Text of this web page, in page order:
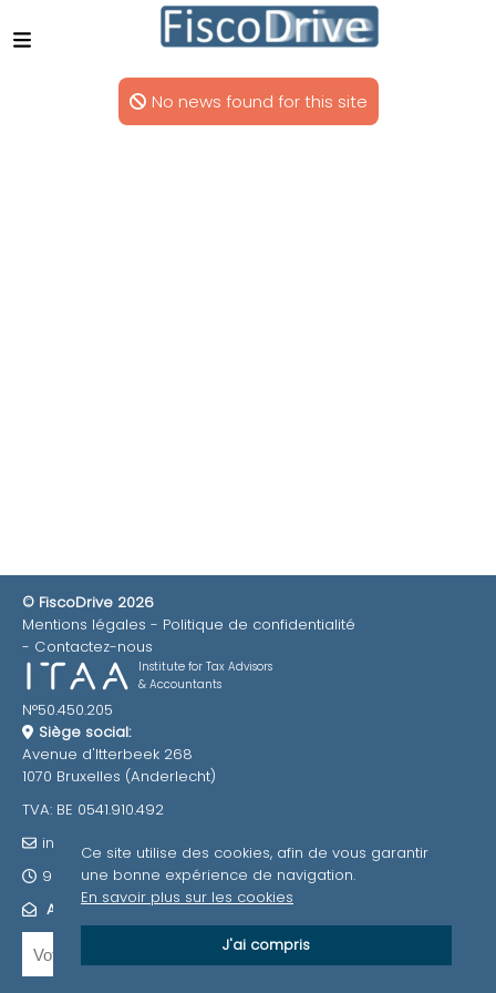
No news found for this site
© FiscoDrive 2026
Mentions légales
Politique de confidentialité
Contactez-nous
Institute for Tax Advisors
& Accountants
N°50.450.205
Siège social:
Avenue d'Itterbeek 268
1070 Bruxelles (Anderlecht)
TVA: BE 0541.910.492
info@fiscodrive.be
9h-12h / 13h-17h
ABONNEZ-VOUS À NOTRE NEWSLETTER
Ce site utilise des cookies, afin de vous garantir
une bonne expérience de navigation.
En savoir plus sur les cookies
J'ai compris